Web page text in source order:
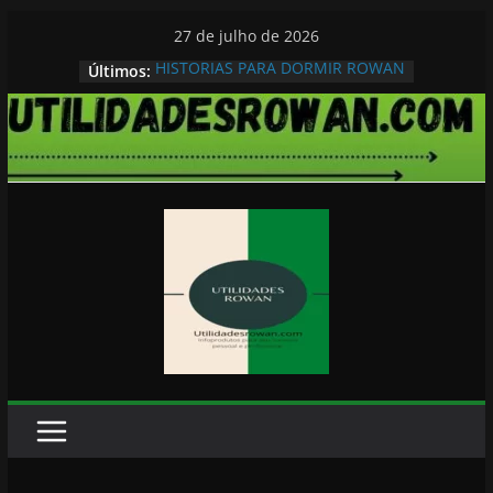
conteúdo
27 de julho de 2026
Últimos: HISTORIAS PARA DORMIR ROWAN